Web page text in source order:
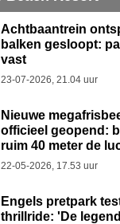
Achtbaantrein
balken gesloopt:
vast
23-07-2026, 21.04 uur
Nieuwe
officieel geopend:
ruim 40 meter de
22-05-2026, 17.53 uur
Engels pretpark
thrillride: 'De